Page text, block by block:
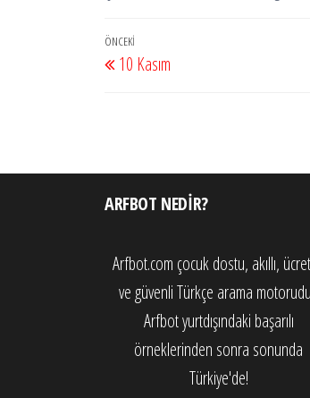
Yazı
gezinmesi
Önceki
Yazı
ÖNCEKI
10 Kasım
ARFBOT NEDIR?
Arfbot.com çocuk dostu, akıllı,
ve güvenli Türkçe arama
Arfbot yurtdışındaki başarılı
örneklerinden sonra sonunda
Türkiye'de!